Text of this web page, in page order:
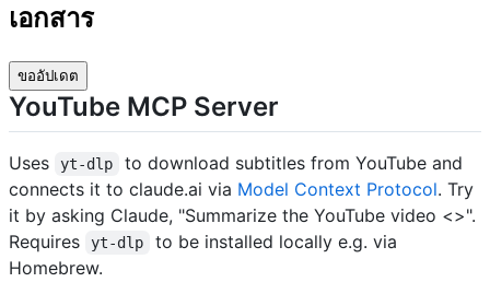
เอกสาร
ขออัปเดต
YouTube MCP Server
Uses yt-dlp
to download subtitles from YouTube and
connects it to claude.ai via Model Context Protocol. Try
it by asking Claude, "Summarize the YouTube video <>".
Requires
yt-dlp
to be installed locally e.g. via
Homebrew.